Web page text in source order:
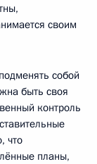
своим
собой
быть своя
контроль
что
планы,